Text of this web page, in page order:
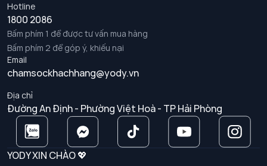
Hotline
1800 2086
Bấm phím 1 để được tư vấn mua hàng
Bấm phím 2 để góp ý, khiếu nại
Email
chamsockhachhang@yody.vn
Địa chỉ
Đường An Định - Phường Việt Hoà - TP Hải Phòng
YODY XIN CHÀO 💖